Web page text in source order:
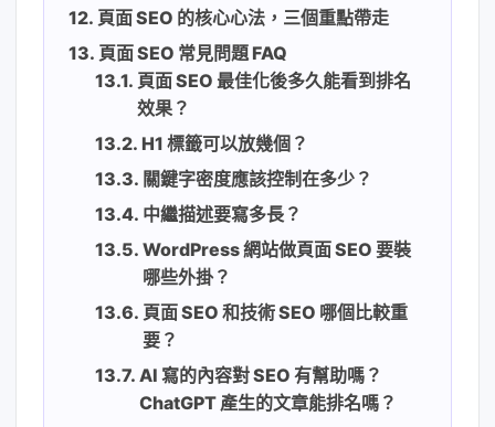
頁面 SEO 的核心心法，三個重點帶走
頁面 SEO 常見問題 FAQ
頁面 SEO 最佳化後多久能看到排名
效果？
H1 標籤可以放幾個？
關鍵字密度應該控制在多少？
中繼描述要寫多長？
WordPress 網站做頁面 SEO 要裝
哪些外掛？
頁面 SEO 和技術 SEO 哪個比較重
要？
AI 寫的內容對 SEO 有幫助嗎？
ChatGPT 產生的文章能排名嗎？